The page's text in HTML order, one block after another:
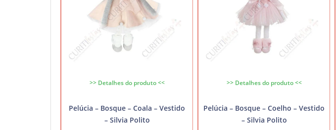
>> Detalhes do produto <<
Pelúcia – Bosque – Coala – Vestido
– Silvia Polito
>> Detalhes do produto <<
Pelúcia – Bosque – Coelho – Vestido
– Silvia Polito